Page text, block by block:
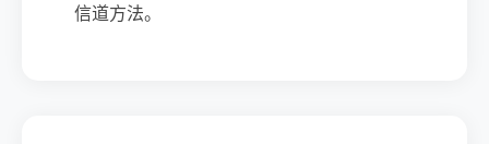
信道方法。